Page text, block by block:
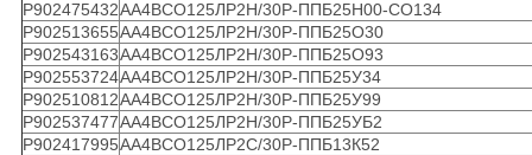
Р902475432АА4ВСО125ЛР2Н/30Р-ППБ25Н00-СО134
Р902513655АА4ВСО125ЛР2Н/30Р-ППБ25О30
Р902543163АА4ВСО125ЛР2Н/30Р-ППБ25О93
Р902553724АА4ВСО125ЛР2Н/30Р-ППБ25У34
Р902510812АА4ВСО125ЛР2Н/30Р-ППБ25У99
Р902537477АА4ВСО125ЛР2Н/30Р-ППБ25УБ2
Р902417995АА4ВСО125ЛР2С/30Р-ППБ13К52